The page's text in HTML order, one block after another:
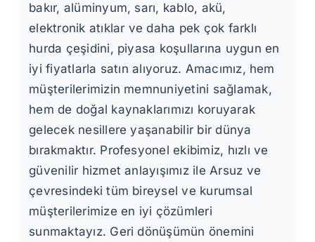
bakır, alüminyum, sarı, kablo, akü,
elektronik atıklar ve daha pek çok farklı
hurda çeşidini, piyasa koşullarına uygun en
iyi fiyatlarla satın alıyoruz. Amacımız, hem
müşterilerimizin memnuniyetini sağlamak,
hem de doğal kaynaklarımızı koruyarak
gelecek nesillere yaşanabilir bir dünya
bırakmaktır. Profesyonel ekibimiz, hızlı ve
güvenilir hizmet anlayışımız ile Arsuz ve
çevresindeki tüm bireysel ve kurumsal
müşterilerimize en iyi çözümleri
sunmaktayız. Geri dönüşümün önemini